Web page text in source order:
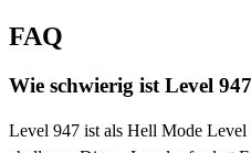
FAQ
Wie schwierig ist Level
Level 947 ist als Hell Mode Level